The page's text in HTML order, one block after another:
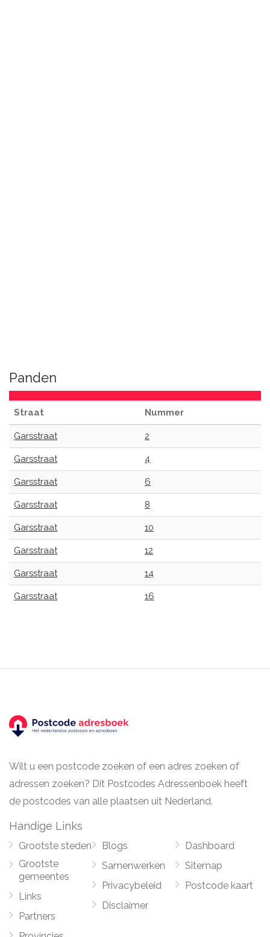
Panden
Straat Nummer
Garsstraat 2
Garsstraat 4
Garsstraat 6
Garsstraat 8
Garsstraat 10
Garsstraat 12
Garsstraat 14
Garsstraat 16
Wilt u een postcode zoeken of een adres zoeken of
adressen zoeken? Dit Postcodes Adressenboek heeft
de postcodes van alle plaatsen uit Nederland.
Handige Links
Grootste steden
Grootste
gemeentes
Links
Partners
Blogs
Samenwerken
Privacybeleid
Disclaimer
Dashboard
Sitemap
Postcode kaart